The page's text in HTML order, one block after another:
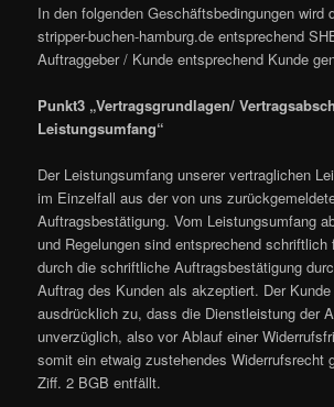
In den folgenden Geschäftsbedingungen wird
stripper-buchen-hamburg.de entsprechend
Auftraggeber / Kunde entsprechend Kunde
Punkt3 „Vertragsgrundlagen/
Leistungsumfang“
Der Leistungsumfang unserer vertraglichen
im Einzelfall aus der von uns
Auftragsbestätigung. Vom Leistungsumfang
und Regelungen sind entsprechend
durch die schriftliche Auftragsbestätigung
Auftrag des Kunden als akzeptiert. Der
ausdrücklich zu, dass die Dienstleistung der
unverzüglich, also vor Ablauf einer
somit ein etwaig zustehendes Widerrufsrecht
Ziff. 2 BGB entfällt.